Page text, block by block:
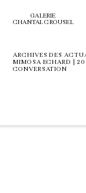
GALERIE
CHANTAL CROUSEL
ARCHIVES DES
MIMOSA ECHARD |
CONVERSATION